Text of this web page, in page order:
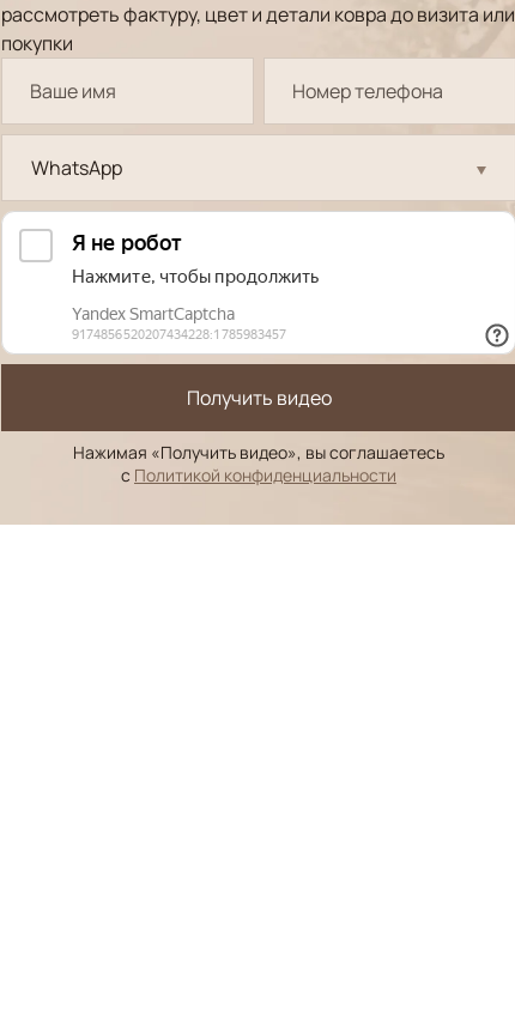
рассмотреть фактуру, цвет и детали ковра до визита или
покупки
WhatsApp
Получить видео
Нажимая «Получить видео», вы соглашаетесь
с Политикой конфиденциальности